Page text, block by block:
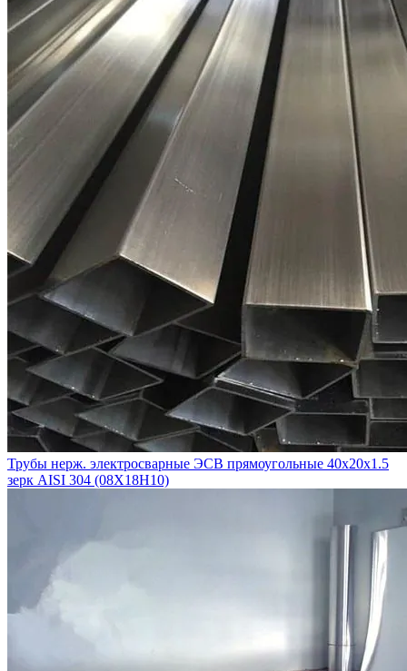
Трубы нерж. электросварные ЭСВ прямоугольные 40x20x1.5
зерк AISI 304 (08Х18Н10)